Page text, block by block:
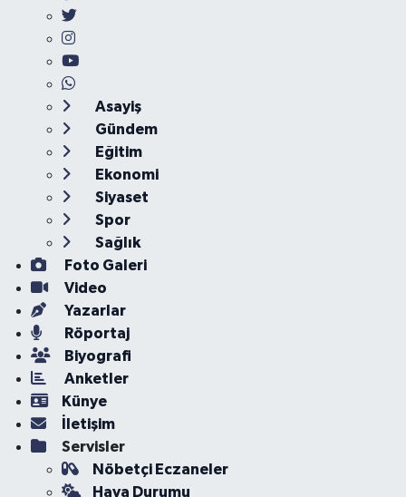
Asayiş
Gündem
Eğitim
Ekonomi
Siyaset
Spor
Sağlık
Foto Galeri
Video
Yazarlar
Röportaj
Biyografi
Anketler
Künye
İletişim
Servisler
Nöbetçi Eczaneler
Hava Durumu